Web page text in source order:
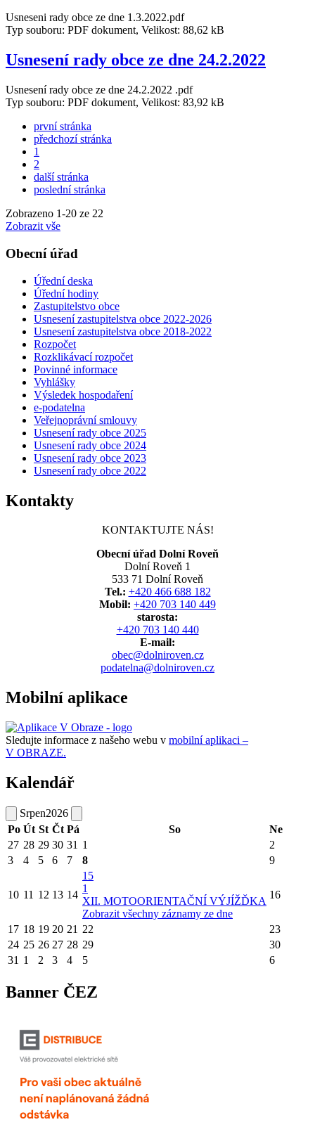
Usneseni rady obce ze dne 1.3.2022.pdf
Typ souboru: PDF dokument, Velikost: 88,62 kB
Usnesení rady obce ze dne 24.2.2022
Usnesení rady obce ze dne 24.2.2022 .pdf
Typ souboru: PDF dokument, Velikost: 83,92 kB
první stránka
předchozí stránka
1
2
další stránka
poslední stránka
Zobrazeno 1-20 ze 22
Zobrazit vše
Obecní úřad
Úřední deska
Úřední hodiny
Zastupitelstvo obce
Usnesení zastupitelstva obce 2022-2026
Usnesení zastupitelstva obce 2018-2022
Rozpočet
Rozklikávací rozpočet
Povinné informace
Vyhlášky
Výsledek hospodaření
e-podatelna
Veřejnoprávní smlouvy
Usnesení rady obce 2025
Usnesení rady obce 2024
Usnesení rady obce 2023
Usnesení rady obce 2022
Kontakty
KONTAKTUJTE NÁS!
Obecní úřad Dolní Roveň
Dolní Roveň 1
533 71 Dolní Roveň
Tel.: +420 466 688 182
Mobil: +420 703 140 449
starosta:
+420 703 140 440
E-mail:
obec@dolniroven.cz
podatelna@dolniroven.cz
Mobilní aplikace
Sledujte informace z našeho webu v mobilní aplikaci –
V OBRAZE.
Kalendář
Srpen2026
Po Út St Čt Pá So
Ne
27 28 29 30 31 1
2
3
4 5 6 7 8 9
10 11 12 13 14
15
1
XII. MOTOORIENTAČNÍ VÝJÍŽĎKA
Zobrazit všechny záznamy ze dne
16
17 18 19 20 21 22
23
24 25 26 27 28 29
30
31 1 2 3 4 5 6
Banner ČEZ